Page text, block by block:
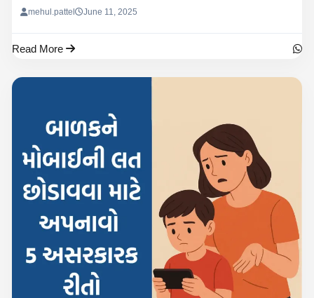
mehul.pattel June 11, 2025
Read More